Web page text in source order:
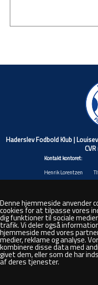
Haderslev Fodbold Klub |
Kontakt kontoret:
Henrik Lorentzen
Jacob Valentin
Andresen
Rasmus André
Hansen
Steven Bork
Denne hjemmeside anvender
cookies for at tilpasse vores
dig funktioner til sociale
trafik. Vi deler også
hjemmeside med vores
medier, reklame og analyse.
kombinere disse data med
givet dem, eller som de har
af deres tjenester.